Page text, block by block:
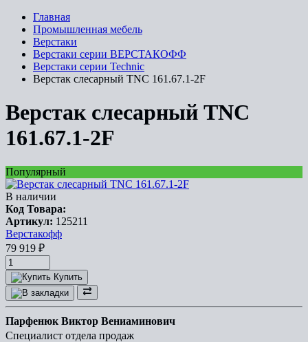
Главная
Промышленная мебель
Верстаки
Верстаки серии ВЕРСТАКОФФ
Верстаки серии Technic
Верстак слесарный TNC 161.67.1-2F
Верстак слесарный TNC
161.67.1-2F
Популярный
В наличии
Код Товара:
Артикул: 125211
Верстакофф
79 919 ₽
Купить
Парфенюк Виктор Вениаминович
Специалист отдела продаж